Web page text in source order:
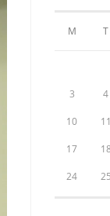
M T
3 4
10 11
17 18
24 25